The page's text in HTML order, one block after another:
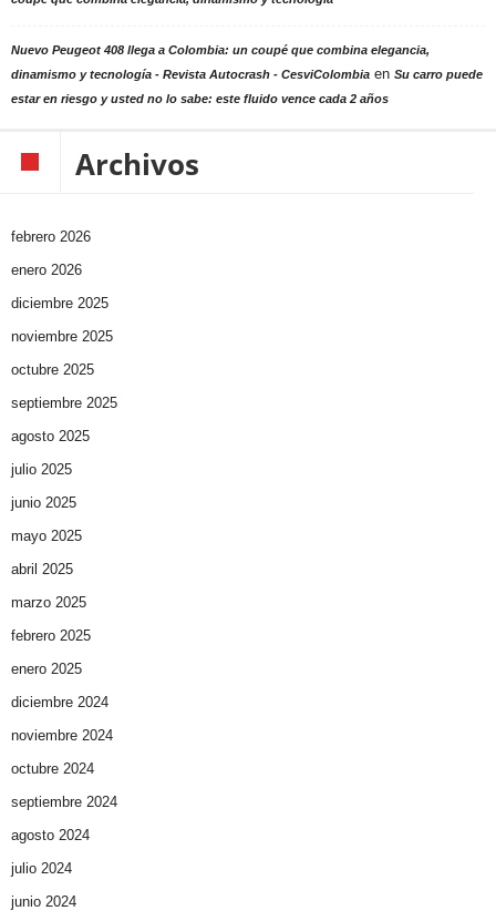
Nuevo Peugeot 408 llega a Colombia: un coupé que combina elegancia,
dinamismo y tecnología - Revista Autocrash - CesviColombia en Su carro puede
estar en riesgo y usted no lo sabe: este fluido vence cada 2 años
Archivos
febrero 2026
enero 2026
diciembre 2025
noviembre 2025
octubre 2025
septiembre 2025
agosto 2025
julio 2025
junio 2025
mayo 2025
abril 2025
marzo 2025
febrero 2025
enero 2025
diciembre 2024
noviembre 2024
octubre 2024
septiembre 2024
agosto 2024
julio 2024
junio 2024